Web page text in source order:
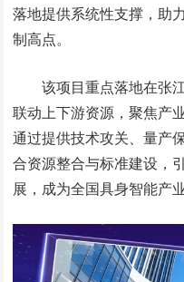
落地提供系统性支撑，助
制高点。
该项目重点落地在张
联动上下游资源，聚焦产
通过提供技术攻关、量产
合资源整合与标准建设，
展，成为全国具身智能产